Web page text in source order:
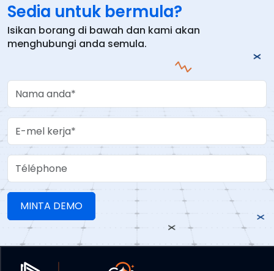
Sedia untuk bermula?
Isikan borang di bawah dan kami akan
menghubungi anda semula.
Your Name
Work Email
Téléphone